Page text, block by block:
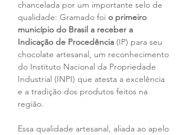
chancelada por um importante selo de
qualidade: Gramado foi o primeiro
município do Brasil a receber a
Indicação de Procedência (IP) para seu
chocolate artesanal, um reconhecimento
do Instituto Nacional da Propriedade
Industrial (INPI) que atesta a excelência
e a tradição dos produtos feitos na
região.
Essa qualidade artesanal, aliada ao apelo